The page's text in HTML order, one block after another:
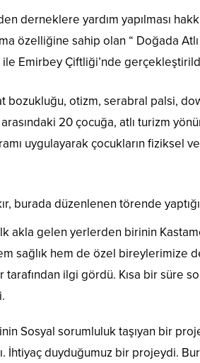
derneklere yardım yapılması
özelliğine sahip olan “ Doğada Atlı
ile Emirbey Çiftliği’nde
bozukluğu, otizm, serabral palsi,
arasındaki 20 çocuğa, atlı turizm
uygulayarak çocukların fiziksel
burada düzenlenen törende
akla gelen yerlerden birinin
sağlık hem de özel bireylerimize
ilgi gördü. Kısa bir süre
Sosyal sorumluluk taşıyan bir
İhtiyaç duyduğumuz bir projeydi.